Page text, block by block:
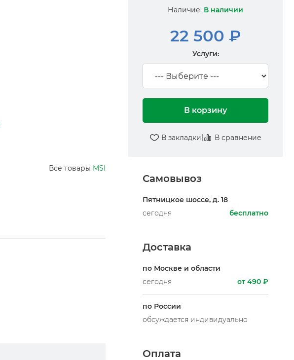
Все товары MSI
Наличие: В наличии
22 500 ₽
Услуги:
В корзину
В закладки| В сравнение
Самовывоз
Пятницкое шоссе, д. 18
сегодня
бесплатно
Доставка
по Москве и области
сегодня
от 490 ₽
по России
обсуждается индивидуально
Оплата